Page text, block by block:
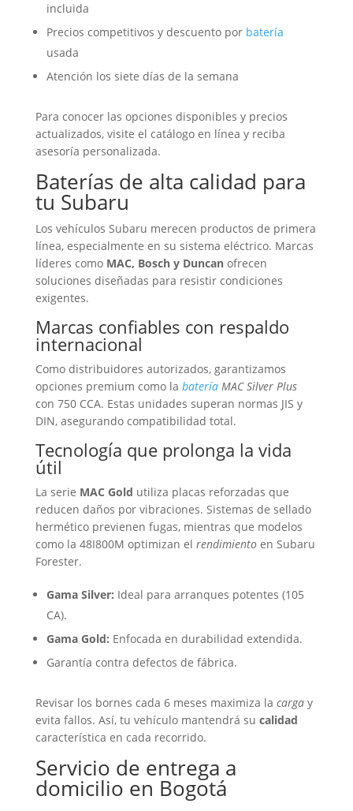
incluida
Precios competitivos y descuento por batería
usada
Atención los siete días de la semana
Para conocer las opciones disponibles y precios
actualizados, visite el catálogo en línea y reciba
asesoría personalizada.
Bateríasde alta calidad para
tu Subaru
Los vehículos Subaru merecen productos de primera
línea, especialmente en su sistema eléctrico. Marcas
líderes como MAC, Bosch y Duncanofrecen
soluciones diseñadas para resistir condiciones
exigentes.
Marcas confiables con respaldo
internacional
Como distribuidores autorizados, garantizamos
opciones premium como la bateríaMAC Silver Plus
con 750 CCA. Estas unidades superan normas JIS y
DIN, asegurando compatibilidad total.
Tecnología que prolonga la vida
útil
La serie MAC Gold utiliza placas reforzadas que
reducen daños por vibraciones. Sistemas de sellado
hermético previenen fugas, mientras que modelos
como la 48I800M optimizan el rendimientoen Subaru
Forester.
Gama Silver: Ideal para arranques potentes (105
CA).
Gama Gold: Enfocada en durabilidad extendida.
Garantía contra defectos de fábrica.
Revisar los bornes cada 6 meses maximiza la cargay
evita fallos. Así, tu vehículo mantendrá su calidad
característica en cada recorrido.
Servicio de entrega a
domicilio en Bogotá